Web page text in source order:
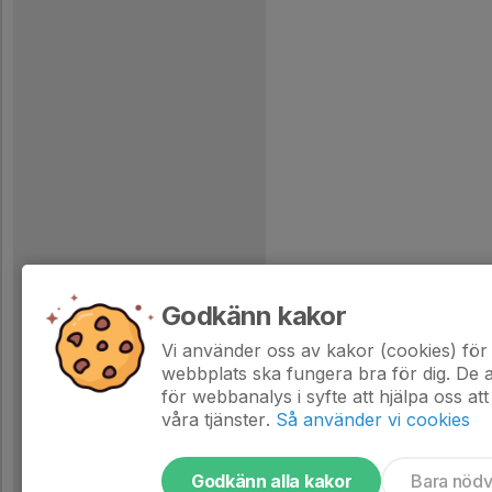
Godkänn kakor
Vi använder oss av kakor (cookies)
webbplats ska fungera bra för dig. De
för webbanalys i syfte att hjälpa oss
våra tjänster. Så använder vi cookies
Godkänn alla kakor Bara